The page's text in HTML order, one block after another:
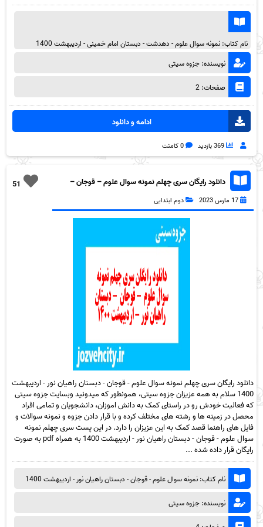
نام کتاب: نمونه سوال علوم - دهدشت - دبستان امام خمینی - اردیبهشت 1400
نویسنده: جزوه سیتی
صفحات: 2
ادامه و دانلود
369 بازدید 0 کامنت
51
دانلود رایگان سری چهلم نمونه سوال علوم – قوجان –
دبستان راهیان نور – اردیبهشت 1400 به همراه pdf
17 مارس 2023 دوم ابتدایی
دانلود رایگان سری چهلم نمونه سوال علوم - قوجان - دبستان راهیان نور - اردیبهشت
1400 سلام به همه عزیزان جزوه سیتی، همونطور که میدونید وبسایت جزوه سیتی
که فعالیت خودش رو در راستای کمک به دانش اموزان، دانشجویان و تمامی افراد
محصل در زمینه ها و رشته های مختلف کرده و با قرار دادن جزوه و نمونه سوالات و
فایل های راهنما قصد کمک به این عزیزان را دارد. در این پست سری چهلم نمونه
سوال علوم - قوجان - دبستان راهیان نور - اردیبهشت 1400 به همراه pdf به صورت
رایگان قرار داده شده ...
نام کتاب: نمونه سوال علوم - قوجان - دبستان راهیان نور - اردیبهشت 1400
نویسنده: جزوه سیتی